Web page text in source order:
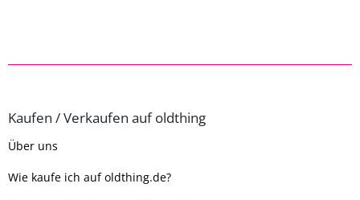
Kaufen / Verkaufen auf oldthing
Über uns
Wie kaufe ich auf oldthing.de?